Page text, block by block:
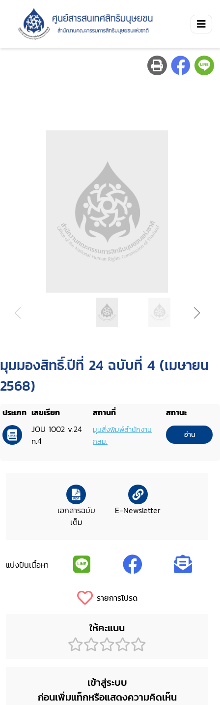
มุมมองสิทธิ์.ปีที่ 24 ฉบับที่ 4 (เมษายน
2568)
ประเภท เลขเรียก สถานที่
สถานะ
JOU 1002 v.24
n.4
มุมสิ่งพิมพ์สำนักงาน
กสม.
อ่าน
เอกสารฉบับ
เต็ม
E-Newsletter
แบ่งปันเนื้อหา
รายการโปรด
ให้คะแนน
เข้าสู่ระบบ
ก่อนเพิ่มแท็กหรือแสดงความคิดเห็น